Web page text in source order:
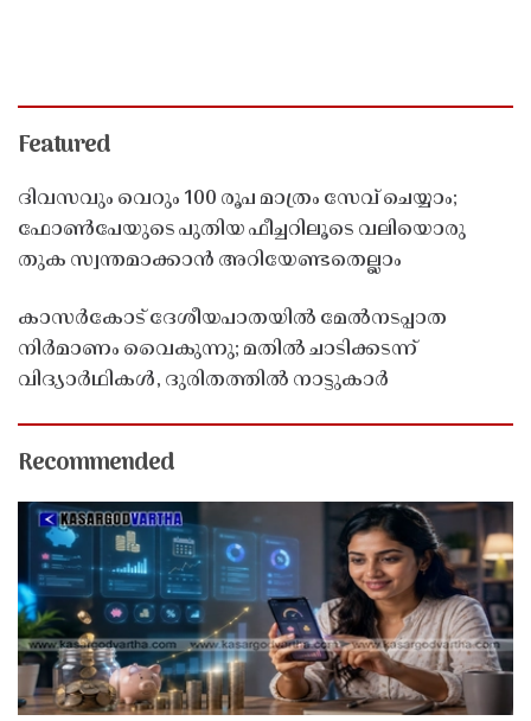
Featured
ദിവസവും വെറും 100 രൂപ മാത്രം സേവ് ചെയ്യാം;
ഫോൺപേയുടെ പുതിയ ഫീച്ചറിലൂടെ വലിയൊരു
തുക സ്വന്തമാക്കാൻ അറിയേണ്ടതെല്ലാം
കാസർകോട് ദേശീയപാതയിൽ മേൽനടപ്പാത
നിർമാണം വൈകുന്നു; മതിൽ ചാടിക്കടന്ന്
വിദ്യാർഥികൾ, ദുരിതത്തിൽ നാട്ടുകാർ
Recommended